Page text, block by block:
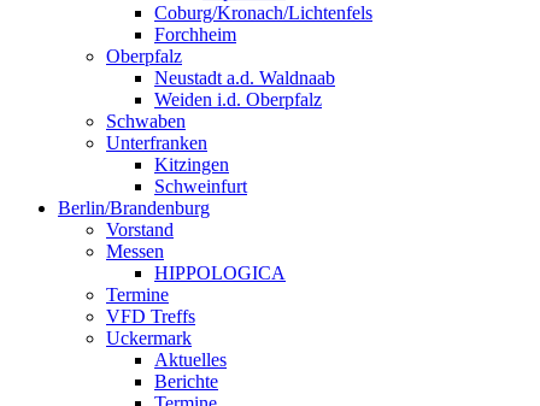
Coburg/Kronach/Lichtenfels
Forchheim
Oberpfalz
Neustadt a.d. Waldnaab
Weiden i.d. Oberpfalz
Schwaben
Unterfranken
Kitzingen
Schweinfurt
Berlin/Brandenburg
Vorstand
Messen
HIPPOLOGICA
Termine
VFD Treffs
Uckermark
Aktuelles
Berichte